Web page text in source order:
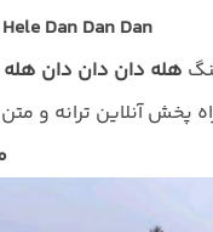
Hele Dan Dan Dan
هله دان دان دان هله
پخش آنلاین ترانه و متن